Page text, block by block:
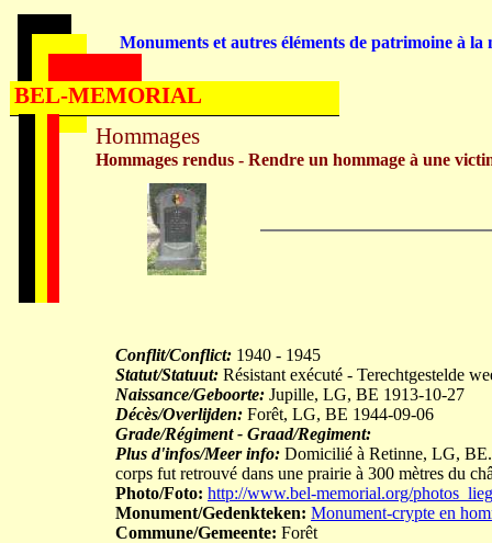
Conflit/Conflict: 1940 - 1945
Statut/Statuut: Résistant exécuté - Terechtgestelde
Naissance/Geboorte: Jupille, LG, BE 1913-10-27
Décès/Overlijden: Forêt, LG, BE 1944-09-06
Grade/Régiment - Graad/Regiment:
Plus d'infos/Meer info: Domicilié à Retinne, LG,
corps fut retrouvé dans une prairie à 300 mètres du
Photo/Foto: http://www.bel-memorial.org/
Monument/Gedenkteken: Monument-crypte en
Commune/Gemeente: Forêt
Hommages
Hommages rendus - Rendre un hommage à une
Monuments et autres éléments de patrimoine à la
BEL-MEMORIAL